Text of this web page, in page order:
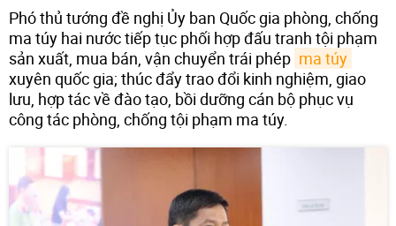
Phó thủ tướng đề nghị Ủy ban Quốc gia phòng, chống
ma túy hai nước tiếp tục phối hợp đấu tranh tội phạm
sản xuất, mua bán, vận chuyển trái phép ma túy
xuyên quốc gia; thúc đẩy trao đổi kinh nghiệm, giao
lưu, hợp tác về đào tạo, bồi dưỡng cán bộ phục vụ
công tác phòng, chống tội phạm ma túy.